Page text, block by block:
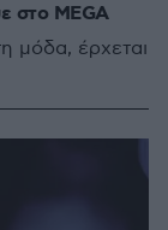
στο MEGA
μόδα, έρχεται